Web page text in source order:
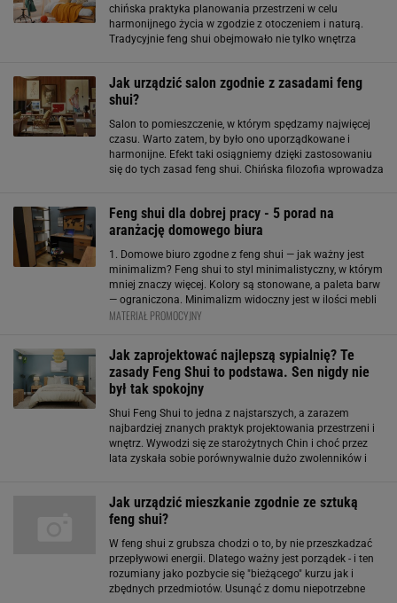
chińska praktyka planowania przestrzeni w celu
harmonijnego życia w zgodzie z otoczeniem i naturą.
Tradycyjnie feng shui obejmowało nie tylko wnętrza
Jak urządzić salon zgodnie z zasadami feng
shui?
Salon to pomieszczenie, w którym spędzamy najwięcej
czasu. Warto zatem, by było ono uporządkowane i
harmonijne. Efekt taki osiągniemy dzięki zastosowaniu
się do tych zasad feng shui. Chińska filozofia wprowadza
Feng shui dla dobrej pracy - 5 porad na
aranżację domowego biura
1. Domowe biuro zgodne z feng shui — jak ważny jest
minimalizm? Feng shui to styl minimalistyczny, w którym
mniej znaczy więcej. Kolory są stonowane, a paleta barw
— ograniczona. Minimalizm widoczny jest w ilości mebli
do biura Merkury Market, a także w ich formie. Polecane
MATERIAŁ PROMOCYJNY
Jak zaprojektować najlepszą sypialnię? Te
zasady Feng Shui to podstawa. Sen nigdy nie
był tak spokojny
Shui Feng Shui to jedna z najstarszych, a zarazem
najbardziej znanych praktyk projektowania przestrzeni i
wnętrz. Wywodzi się ze starożytnych Chin i choć przez
lata zyskała sobie porównywalnie dużo zwolenników i
Jak urządzić mieszkanie zgodnie ze sztuką
feng shui?
W feng shui z grubsza chodzi o to, by nie przeszkadzać
przepływowi energii. Dlatego ważny jest porządek - i ten
rozumiany jako pozbycie się "bieżącego" kurzu jak i
zbędnych przedmiotów. Usunąć z domu niepotrzebne